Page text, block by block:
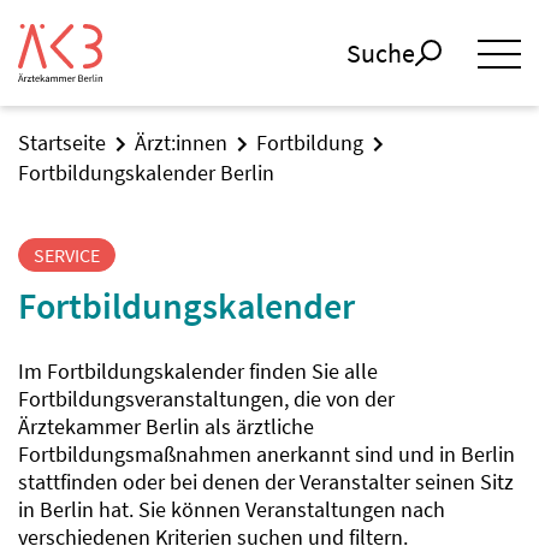
Suche
Startseite Ärzt:innen
Fortbildung
Fortbildungskalender Berlin
SERVICE
Fortbildungskalender
Im Fortbildungskalender finden Sie alle
Fortbildungsveranstaltungen, die von der
Ärztekammer Berlin als ärztliche
Fortbildungsmaßnahmen anerkannt sind und in Berlin
stattfinden oder bei denen der Veranstalter seinen Sitz
in Berlin hat. Sie können Veranstaltungen nach
verschiedenen Kriterien suchen und filtern.